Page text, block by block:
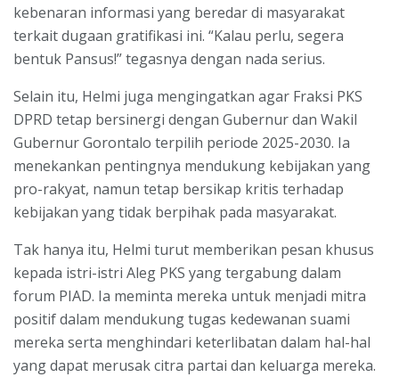
kebenaran informasi yang beredar di masyarakat
terkait dugaan gratifikasi ini. “Kalau perlu, segera
bentuk Pansus!” tegasnya dengan nada serius.
Selain itu, Helmi juga mengingatkan agar Fraksi PKS
DPRD tetap bersinergi dengan Gubernur dan Wakil
Gubernur Gorontalo terpilih periode 2025-2030. Ia
menekankan pentingnya mendukung kebijakan yang
pro-rakyat, namun tetap bersikap kritis terhadap
kebijakan yang tidak berpihak pada masyarakat.
Tak hanya itu, Helmi turut memberikan pesan khusus
kepada istri-istri Aleg PKS yang tergabung dalam
forum PIAD. Ia meminta mereka untuk menjadi mitra
positif dalam mendukung tugas kedewanan suami
mereka serta menghindari keterlibatan dalam hal-hal
yang dapat merusak citra partai dan keluarga mereka.